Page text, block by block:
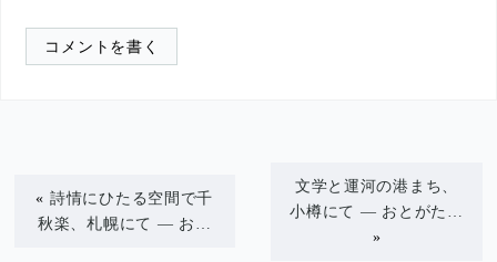
コメントを書く
« 詩情にひたる空間で千
秋楽、札幌にて ― お…
文学と運河の港まち、
小樽にて ― おとがた…
»